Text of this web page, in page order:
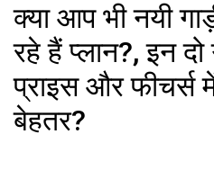
क्या आप भी नयी
रहे हैं प्लान?, इन दो
प्राइस और फीचर्स
बेहतर?